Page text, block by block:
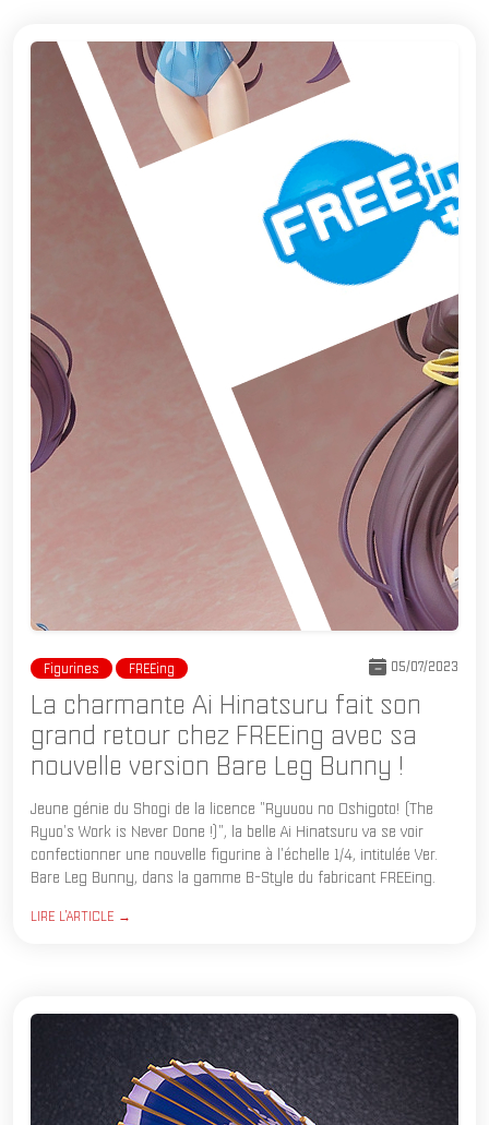
Figurines FREEing 05/07/2023
La charmante Ai Hinatsuru fait son
grand retour chez FREEing avec sa
nouvelle version Bare Leg Bunny !
Jeune génie du Shogi de la licence "Ryuuou no Oshigoto! (The
Ryuo's Work is Never Done !)", la belle Ai Hinatsuru va se voir
confectionner une nouvelle figurine à l'échelle 1/4, intitulée Ver.
Bare Leg Bunny, dans la gamme B-Style du fabricant FREEing.
LIRE L'ARTICLE →